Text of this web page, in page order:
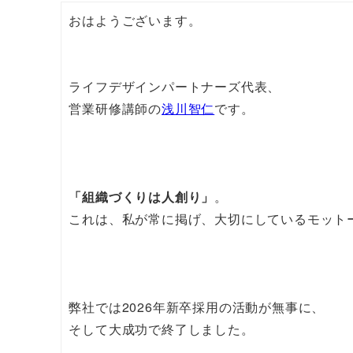
おはようございます。
ライフデザインパートナーズ代表、
営業研修講師の浅川智仁です。
「組織づくりは人創り」 。
これは、私が常に掲げ、大切にしているモット
弊社では2026年新卒採用の活動が無事に、
そして大成功で終了しました。